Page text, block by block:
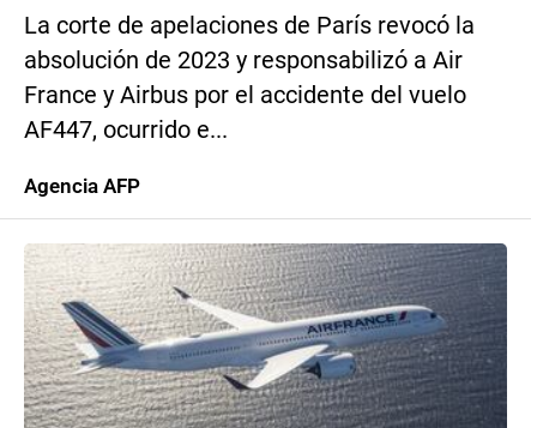
La corte de apelaciones de París revocó la
absolución de 2023 y responsabilizó a Air
France y Airbus por el accidente del vuelo
AF447, ocurrido e...
Agencia AFP